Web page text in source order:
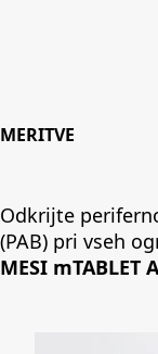
MERITVE
Odkrijte
(PAB) pri vseh
MESI mTABLET